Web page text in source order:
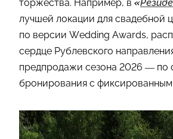
торжества. Например, в «
лучшей локации для свадебной
по версии Wedding Awards,
сердце Рублевского
предпродажи сезона 2026 — по
бронирования с